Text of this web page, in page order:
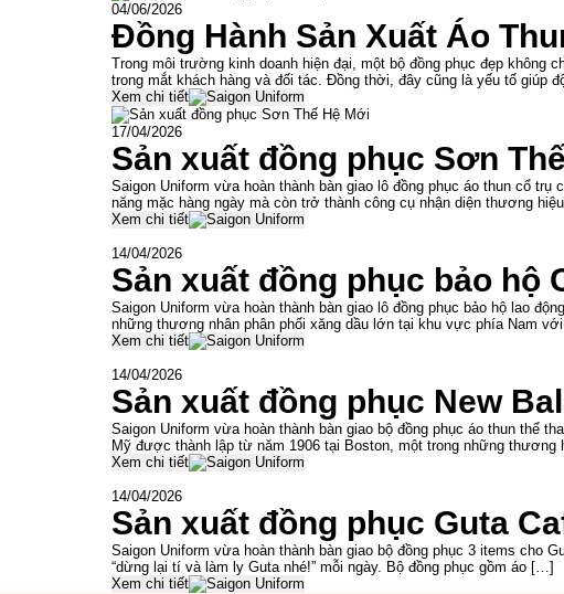
04/06/2026
Đồng Hành Sản Xuất Áo
Trong môi trường kinh doanh hiện đại, một bộ đồng phục đẹp không
trong mắt khách hàng và đối tác. Đồng thời, đây cũng là yếu tố giúp
Xem chi tiết
17/04/2026
Sản xuất đồng phục Sơn
Saigon Uniform vừa hoàn thành bàn giao lô đồng phục áo thun cổ
năng mặc hàng ngày mà còn trở thành công cụ nhận diện thương
Xem chi tiết
14/04/2026
Sản xuất đồng phục bảo hộ
Saigon Uniform vừa hoàn thành bàn giao lô đồng phục bảo hộ lao
những thương nhân phân phối xăng dầu lớn tại khu vực phía Nam
Xem chi tiết
14/04/2026
Sản xuất đồng phục New
Saigon Uniform vừa hoàn thành bàn giao bộ đồng phục áo thun thể
Mỹ được thành lập từ năm 1906 tại Boston, một trong những thương
Xem chi tiết
14/04/2026
Sản xuất đồng phục Guta
Saigon Uniform vừa hoàn thành bàn giao bộ đồng phục 3 items
“dừng lại tí và làm ly Guta nhé!” mỗi ngày. Bộ đồng phục gồm áo […]
Xem chi tiết